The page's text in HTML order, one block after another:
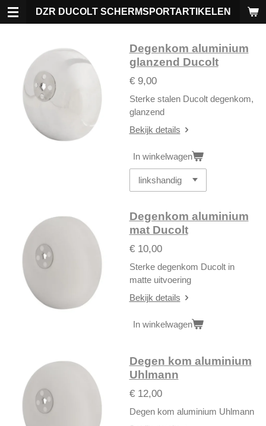
Ga
direct
hoofdinhoud
DZR DUCOLT SCHERMSPORTARTIKELEN
Degenkom aluminium
glanzend Ducolt
€ 9,00
Sterke stalen Ducolt degenkom,
glanzend
Bekijk details
In winkelwagen
Degenkom aluminium
mat Ducolt
€ 10,00
Sterke degenkom Ducolt in
matte uitvoering
Bekijk details
In winkelwagen
Degen kom aluminium
Uhlmann
€ 12,00
Degen kom aluminium Uhlmann